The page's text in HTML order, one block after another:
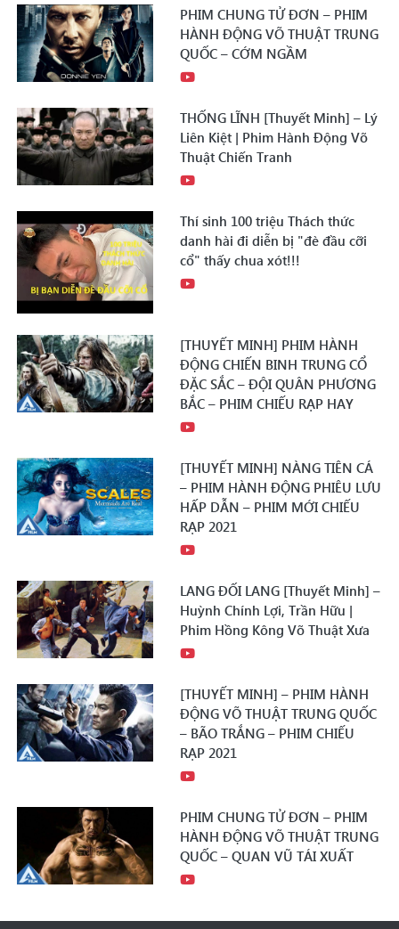
PHIM CHUNG TỬ ĐƠN – PHIM
HÀNH ĐỘNG VÕ THUẬT TRUNG
QUỐC – CỚM NGẦM
THỐNG LĨNH [Thuyết Minh] – Lý
Liên Kiệt | Phim Hành Động Võ
Thuật Chiến Tranh
Thí sinh 100 triệu Thách thức
danh hài đi diễn bị "đè đầu cỡi
cổ" thấy chua xót!!!
[THUYẾT MINH] PHIM HÀNH
ĐỘNG CHIẾN BINH TRUNG CỔ
ĐẶC SẮC – ĐỘI QUÂN PHƯƠNG
BẮC – PHIM CHIẾU RẠP HAY
[THUYẾT MINH] NÀNG TIÊN CÁ
– PHIM HÀNH ĐỘNG PHIÊU LƯU
HẤP DẪN – PHIM MỚI CHIẾU
RẠP 2021
LANG ĐỐI LANG [Thuyết Minh] –
Huỳnh Chính Lợi, Trần Hữu |
Phim Hồng Kông Võ Thuật Xưa
[THUYẾT MINH] – PHIM HÀNH
ĐỘNG VÕ THUẬT TRUNG QUỐC
– BÃO TRẮNG – PHIM CHIẾU
RẠP 2021
PHIM CHUNG TỬ ĐƠN – PHIM
HÀNH ĐỘNG VÕ THUẬT TRUNG
QUỐC – QUAN VŨ TÁI XUẤT